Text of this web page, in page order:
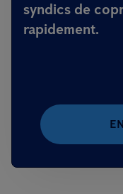
syndics de
rapidement.